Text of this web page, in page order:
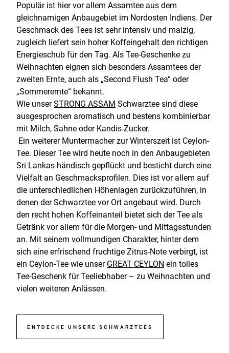
Populär ist hier vor allem Assamtee aus dem
gleichnamigen Anbaugebiet im Nordosten Indiens. Der
Geschmack des Tees ist sehr intensiv und malzig,
zugleich liefert sein hoher Koffeingehalt den richtigen
Energieschub für den Tag. Als Tee-Geschenke zu
Weihnachten eignen sich besonders Assamtees der
zweiten Ernte, auch als „Second Flush Tea“ oder
„Sommerernte“ bekannt.
Wie unserSTRONG ASSAM Schwarztee sind diese
ausgesprochen aromatisch und bestens kombinierbar
mit Milch, Sahne oder Kandis-Zucker.
Ein weiterer Muntermacher zur Winterszeit ist Ceylon-
Tee. Dieser Tee wird heute noch in den Anbaugebieten
Sri Lankas händisch gepflückt und besticht durch eine
Vielfalt an Geschmacksprofilen. Dies ist vor allem auf
die unterschiedlichen Höhenlagen zurückzuführen, in
denen der Schwarztee vor Ort angebaut wird. Durch
den recht hohen Koffeinanteil bietet sich der Tee als
Getränk vor allem für die Morgen- und Mittagsstunden
an. Mit seinem vollmundigen Charakter, hinter dem
sich eine erfrischend fruchtige Zitrus-Note verbirgt, ist
ein Ceylon-Tee wie unser GREAT CEYLON ein tolles
Tee-Geschenk für Teeliebhaber – zu Weihnachten und
vielen weiteren Anlässen.
ENTDECKE UNSERE SCHWARZTEES